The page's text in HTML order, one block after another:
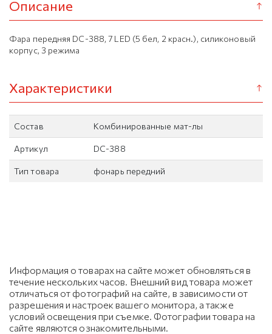
Описание
Фара передняя DC-388, 7 LED (5 бел, 2 красн.), силиконовый
корпус, 3 режима
Характеристики
Состав Комбинированные мат-лы
Артикул DC-388
Тип товара фонарь передний
Информация о товарах на сайте может обновляться в
течение нескольких часов. Внешний вид товара может
отличаться от фотографий на сайте, в зависимости от
разрешения и настроек вашего монитора, а также
условий освещения при съемке. Фотографии товара на
сайте являются ознакомительными.